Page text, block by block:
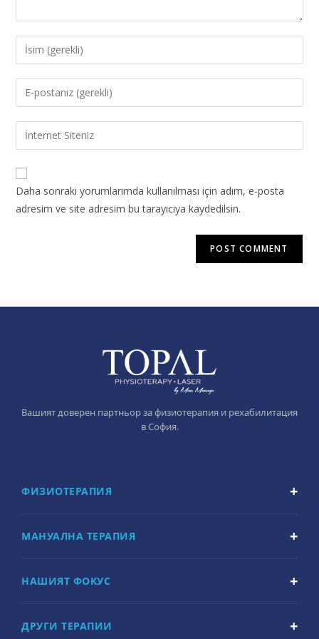
Daha sonraki yorumlarımda kullanılması için adım, e-posta
adresim ve site adresim bu tarayıcıya kaydedilsin.
Вашият доверен партньор за физиотерапия и рехабилитация
в София.
ФИЗИОТЕРАПИЯ
МАНУАЛНА ТЕРАПИЯ
НАШИЯТ ФОКУС
ДРУГИ ТЕРАПИИ